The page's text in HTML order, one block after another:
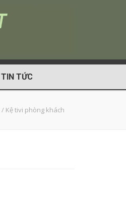
TIN TỨC
/ Kệ tivi phòng khách